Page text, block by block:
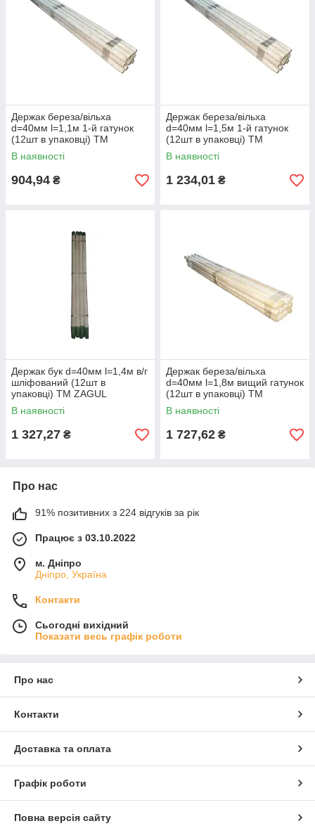
Держак береза/вільха
d=40мм l=1,1м 1-й гатунок
(12шт в упаковці) ТМ
ZHYTOMYR
В наявності
904,94 ₴
Держак береза/вільха
d=40мм l=1,5м 1-й гатунок
(12шт в упаковці) ТМ
ZHYTOMYR
В наявності
1 234,01 ₴
Держак бук d=40мм l=1,4м в/г
шліфований (12шт в
упаковці) ТМ ZAGUL
В наявності
1 327,27 ₴
Держак береза/вільха
d=40мм l=1,8м вищий гатунок
(12шт в упаковці) ТМ
ZHYTOMYR
В наявності
1 727,62 ₴
Про нас
91% позитивних з 224 відгуків за рік
Працює з 03.10.2022
м. Дніпро
Дніпро, Україна
Контакти
Сьогодні вихідний
Показати весь графік роботи
Про нас
Контакти
Доставка та оплата
Графік роботи
Повна версія сайту